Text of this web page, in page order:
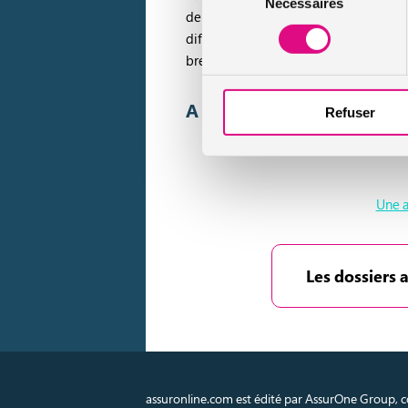
du
consentement
Refuser
de le voler. Ce vélo au nom original,
difficiles à voler puisqu’elles sont
bredouilles !
A lire aussi :
Une
Les dossiers
assuronline.com est édité par AssurOne Group,